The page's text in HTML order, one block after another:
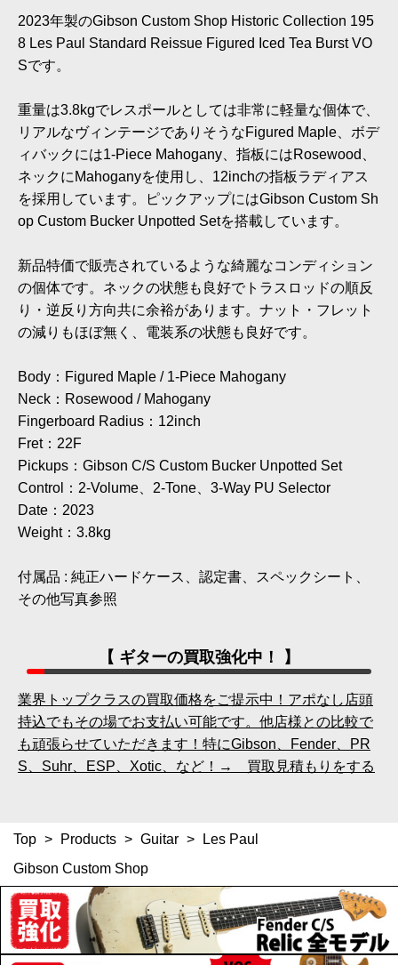
2023年製のGibson Custom Shop Historic Collection 195
8 Les Paul Standard Reissue Figured Iced Tea Burst VO
Sです。
重量は3.8kgでレスポールとしては非常に軽量な個体で、
リアルなヴィンテージでありそうなFigured Maple、ボデ
ィバックには1-Piece Mahogany、指板にはRosewood、
ネックにMahoganyを使用し、12inchの指板ラディアス
を採用しています。ピックアップにはGibson Custom Sh
op Custom Bucker Unpotted Setを搭載しています。
新品特価で販売されているような綺麗なコンディション
の個体です。ネックの状態も良好でトラスロッドの順反
り・逆反り方向共に余裕があります。ナット・フレット
の減りもほぼ無く、電装系の状態も良好です。
Body：Figured Maple / 1-Piece Mahogany
Neck：Rosewood / Mahogany
Fingerboard Radius：12inch
Fret：22F
Pickups：Gibson C/S Custom Bucker Unpotted Set
Control：2-Volume、2-Tone、3-Way PU Selector
Date：2023
Weight：3.8kg
付属品 : 純正ハードケース、認定書、スペックシート、
その他写真参照
【 ギターの買取強化中！ 】
業界トップクラスの買取価格をご提示中！アポなし店頭
持込でもその場でお支払い可能です。他店様との比較で
も頑張らせていただきます！特にGibson、Fender、PR
S、Suhr、ESP、Xotic、など！→ 買取見積もりをする
Top > Products > Guitar >
Les Paul
Gibson Custom Shop